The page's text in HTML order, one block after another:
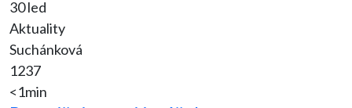
30 led
Aktuality
Suchánková
1237
<1min